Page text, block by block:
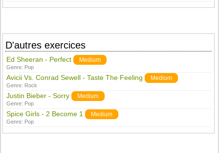
D'autres exercices
Ed Sheeran - Perfect Medium
Genre: Pop
Avicii Vs. Conrad Sewell - Taste The Feeling Medium
Genre: Rock
Justin Bieber - Sorry Medium
Genre: Pop
Spice Girls - 2 Become 1 Medium
Genre: Pop